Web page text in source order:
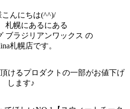
こんにちは(^^)/
幌にあるにある
ブラジリアンワックス の
札幌店です。
けるプロダクトの一部がお値下げ
します♪